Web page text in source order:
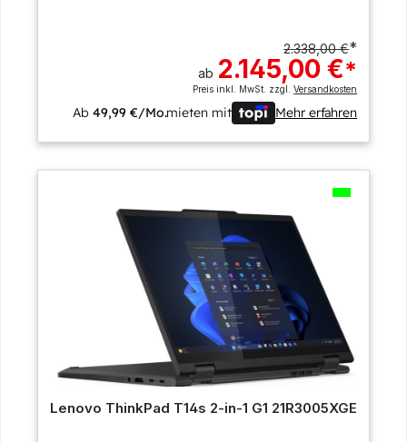
2.338,00 €*
ab 2.145,00 €*
Preis inkl. MwSt. zzgl.Versandkosten
Ab49,99 €/Mo.mieten mit Mehr erfahren
Lenovo ThinkPad T14s 2-in-1 G1 21R3005XGE